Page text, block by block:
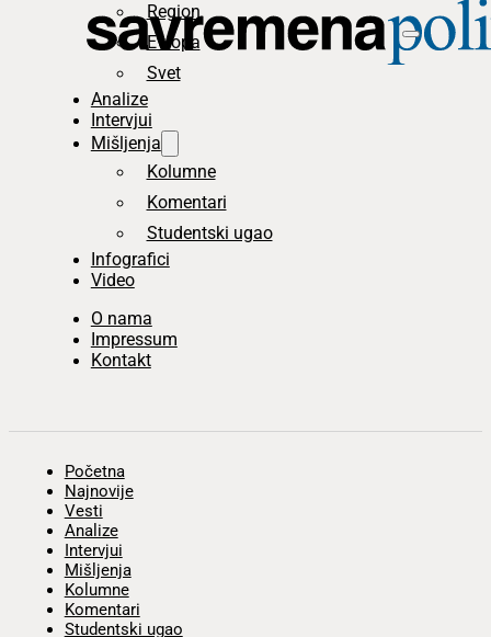
Region
Evropa
Svet
Analize
Intervjui
Mišljenja
Kolumne
Komentari
Studentski ugao
Infografici
Video
O nama
Impressum
Kontakt
Početna
Najnovije
Vesti
Analize
Intervjui
Mišljenja
Kolumne
Komentari
Studentski ugao